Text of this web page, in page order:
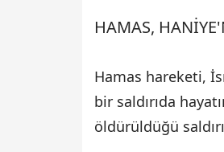
HAMAS,
Hamas hareketi,
bir saldırıda
öldürüldüğü